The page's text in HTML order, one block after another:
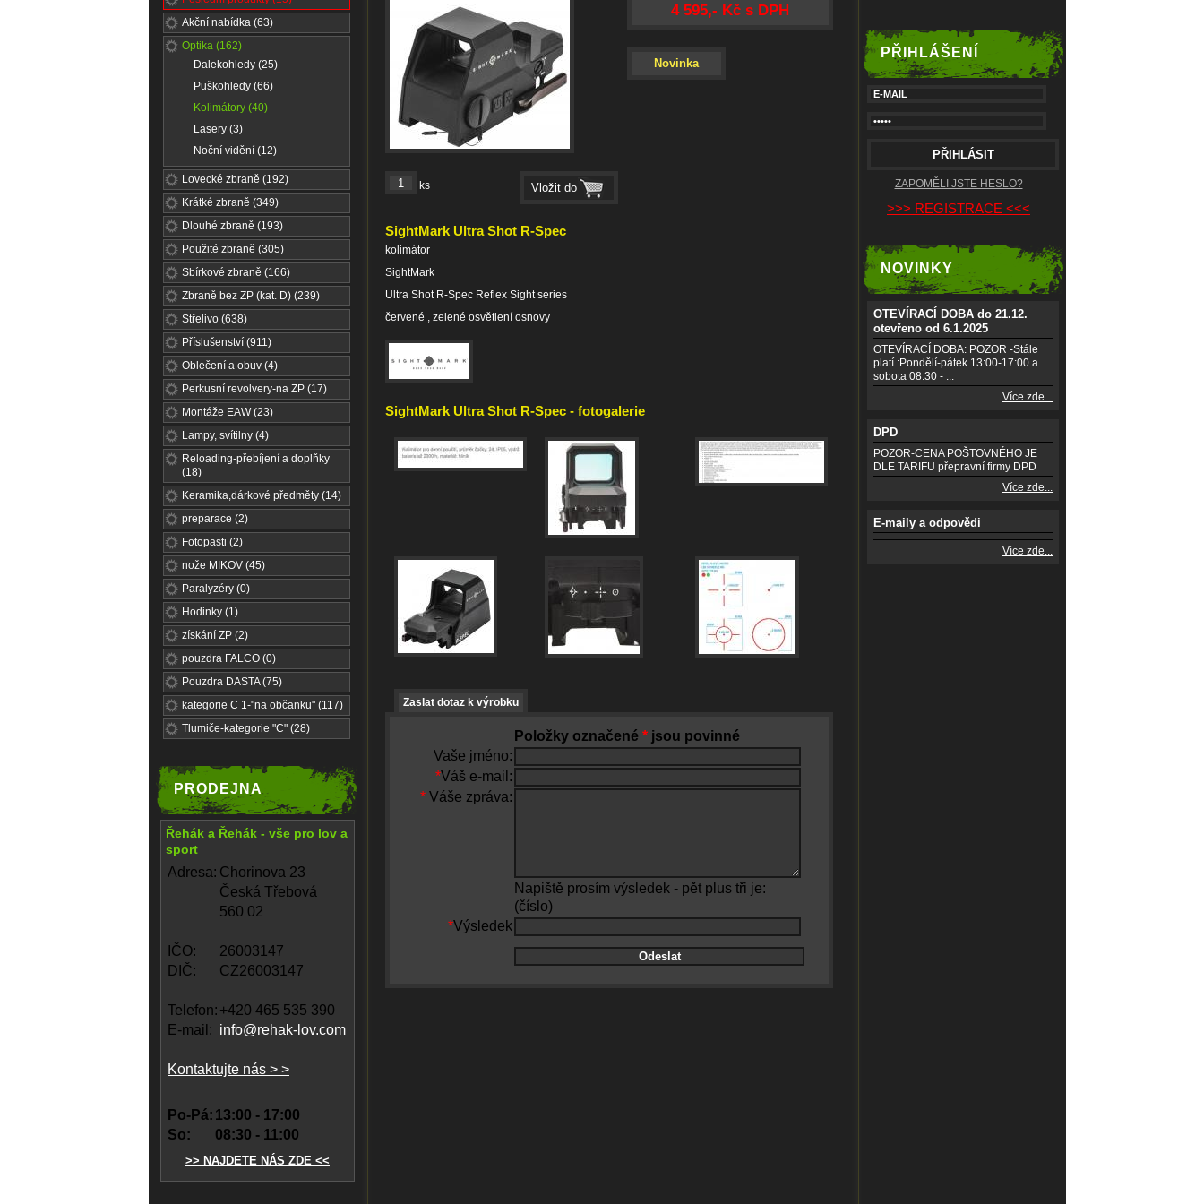
Akční nabídka (63)
Optika (162)
Dalekohledy (25)
Puškohledy (66)
Kolimátory (40)
Lasery (3)
Noční vidění (12)
Lovecké zbraně (192)
Krátké zbraně (349)
Dlouhé zbraně (193)
Použité zbraně (305)
Sbírkové zbraně (166)
Zbraně bez ZP (kat. D) (239)
Střelivo (638)
Příslušenství (911)
Oblečení a obuv (4)
Perkusní revolvery-na ZP (17)
Montáže EAW (23)
Lampy, svítilny (4)
Reloading-přebíjení a doplňky
(18)
Keramika,dárkové předměty (14)
preparace (2)
Fotopasti (2)
nože MIKOV (45)
Paralyzéry (0)
Hodinky (1)
získání ZP (2)
pouzdra FALCO (0)
Pouzdra DASTA (75)
kategorie C 1-"na občanku" (117)
Tlumiče-kategorie "C" (28)
PRODEJNA
Řehák a Řehák - vše pro lov a
sport
Adresa: Chorinova 23
Česká Třebová
560 02
IČO:
26003147
DIČ:
CZ26003147
Telefon: +420 465 535 390
E-mail: info@rehak-lov.com
Kontaktujte nás > >
Po-Pá: 13:00 - 17:00
So:
08:30 - 11:00
>> NAJDETE NÁS ZDE <<
ks
4 595,- Kč s DPH
Novinka
SightMark Ultra Shot R-Spec
kolimátor
SightMark
Ultra Shot R-Spec Reflex Sight series
červené , zelené osvětlení osnovy
SightMark Ultra Shot R-Spec - fotogalerie
Zaslat dotaz k výrobku
Položky označené * jsou povinné
Vaše jméno:
*Váš e-mail:
* Váše zpráva:
Napiště prosím výsledek - pět plus tři je:
(číslo)
*Výsledek
PŘIHLÁŠENÍ
ZAPOMĚLI JSTE HESLO?
>>> REGISTRACE <<<
NOVINKY
OTEVÍRACÍ DOBA do 21.12.
otevřeno od 6.1.2025
OTEVÍRACÍ DOBA: POZOR -Stále
platí :Pondělí-pátek 13:00-17:00 a
sobota 08:30 - ...
Více zde...
DPD
POZOR-CENA POŠTOVNÉHO JE
DLE TARIFU přepravní firmy DPD
Více zde...
E-maily a odpovědi
Více zde...